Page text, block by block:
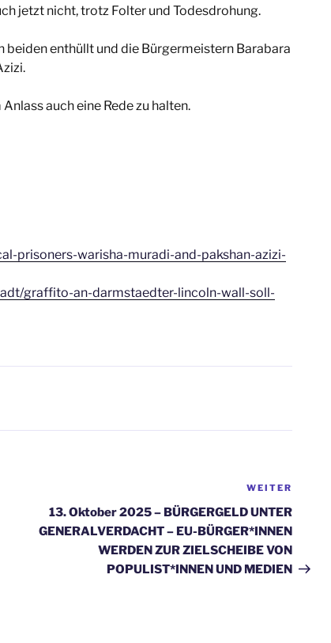
jetzt nicht, trotz Folter und Todesdrohung.
enthüllt und die Bürgermeistern Barabara
auch eine Rede zu halten.
prisoners-warisha-muradi-and-pakshan-azizi-
graffito-an-darmstaedter-lincoln-wall-soll-
Beitrag
WEITER
13. Oktober 2025 – BÜRGERGELD UNTER
GENERALVERDACHT – EU-BÜRGER*INNEN
WERDEN ZUR ZIELSCHEIBE VON
POPULIST*INNEN UND MEDIEN